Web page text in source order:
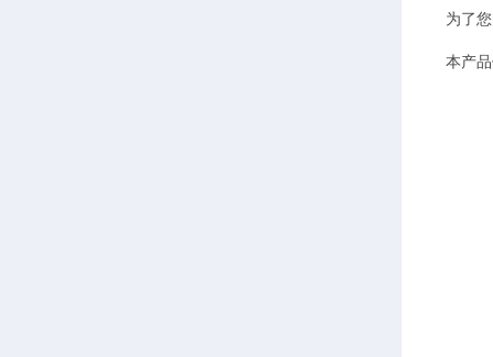
为了
本产